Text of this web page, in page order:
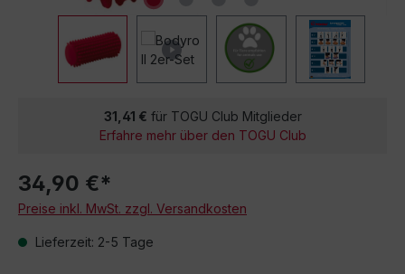
31,41 € für TOGU Club Mitglieder
Erfahre mehr über den TOGU Club
34,90 €*
Preise inkl. MwSt. zzgl. Versandkosten
Lieferzeit: 2-5 Tage